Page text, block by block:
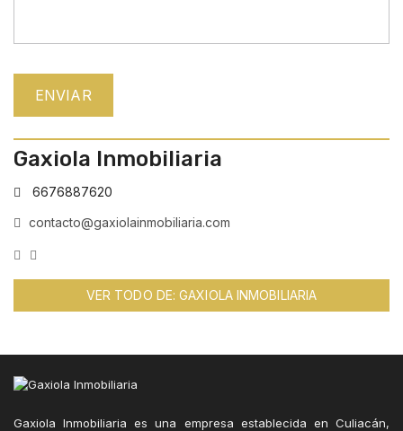
Gaxiola Inmobiliaria
6676887620
contacto@gaxiolainmobiliaria.com
VER TODO DE: GAXIOLA INMOBILIARIA
Gaxiola Inmobiliaria es una empresa establecida en Culiacán,